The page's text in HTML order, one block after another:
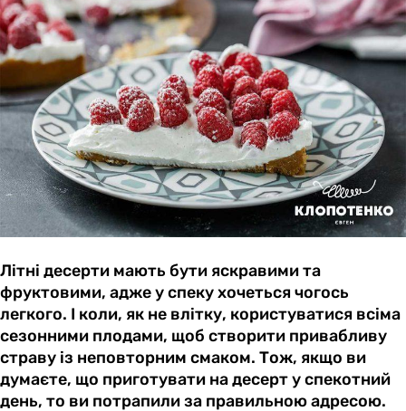
Літні десерти мають бути яскравими та
фруктовими, адже у спеку хочеться чогось
легкого. І коли, як не влітку, користуватися всіма
сезонними плодами, щоб створити привабливу
страву із неповторним смаком. Тож, якщо ви
думаєте, що приготувати на десерт у спекотний
день, то ви потрапили за правильною адресою.